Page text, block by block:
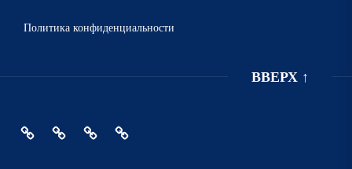
Политика конфиденциальности
ВВЕРХ ↑
ГлавнаяПолитикаИнформация
Обратная